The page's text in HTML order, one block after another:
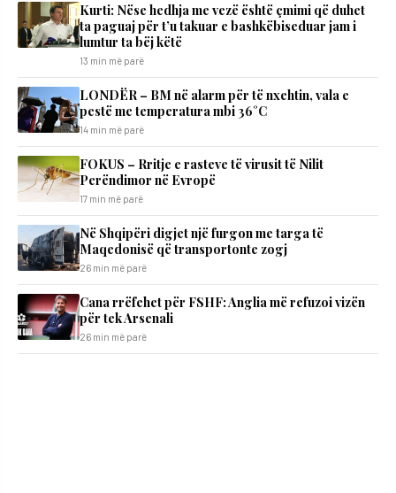
Kurti: Nëse hedhja me vezë është çmimi që duhet
ta paguaj për t’u takuar e bashkëbiseduar jam i
lumtur ta bëj këtë
13 min më parë
LONDËR – BM në alarm për të nxehtin, vala e
pestë me temperatura mbi 36°C
14 min më parë
FOKUS – Rritje e rasteve të virusit të Nilit
Perëndimor në Evropë
17 min më parë
Në Shqipëri digjet një furgon me targa të
Maqedonisë që transportonte zogj
26 min më parë
Cana rrëfehet për FSHF: Anglia më refuzoi vizën
për tek Arsenali
26 min më parë